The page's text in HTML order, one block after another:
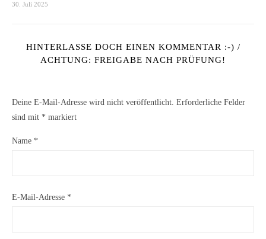
30. Juli 2025
HINTERLASSE DOCH EINEN KOMMENTAR :-) /
ACHTUNG: FREIGABE NACH PRÜFUNG!
Deine E-Mail-Adresse wird nicht veröffentlicht. Erforderliche Felder
sind mit * markiert
Name *
E-Mail-Adresse *